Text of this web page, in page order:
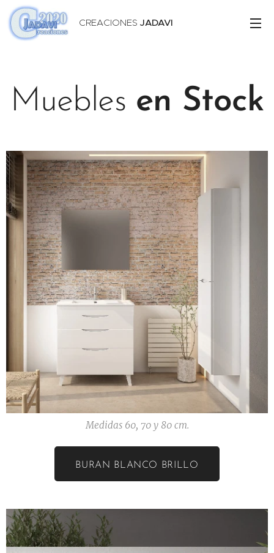
CREACIONES JADAVI
Muebles en Stock
Medidas 60, 70 y 80 cm.
BURAN BLANCO BRILLO